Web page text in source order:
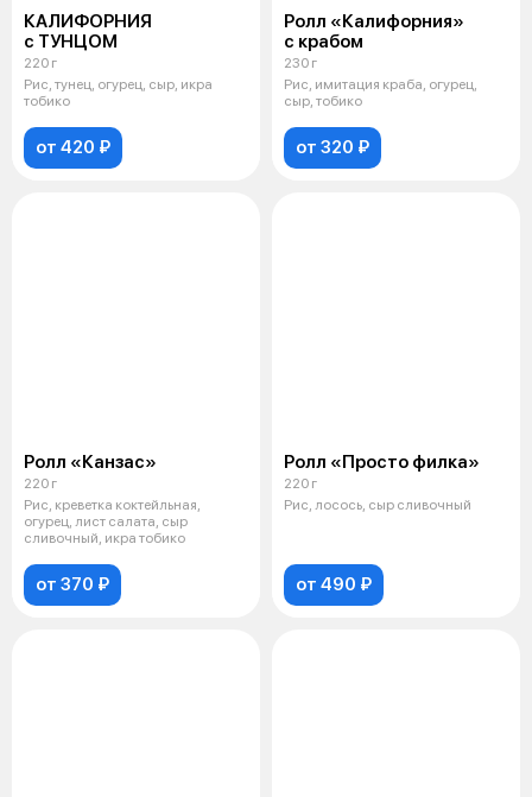
КАЛИФОРНИЯ
с ТУНЦОМ
220 г
Рис, тунец, огурец, сыр, икра
тобико
от 420 ₽
Ролл «Калифорния»
с крабом
230 г
Рис, имитация краба, огурец,
сыр, тобико
от 320 ₽
Ролл «Канзас»
220 г
Рис, креветка коктейльная,
огурец, лист салата, сыр
сливочный, икра тобико
от 370 ₽
Ролл «Просто филка»
220 г
Рис, лосось, сыр сливочный
от 490 ₽